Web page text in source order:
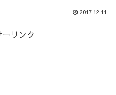
2017.12.11
ーリンク